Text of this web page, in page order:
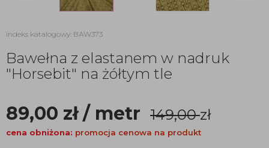
indeks katalogowy: BAW373
Bawełna z elastanem w nadruk
"Horsebit" na żółtym tle
89,00 zł/ metr 149,00zł
cena obniżona: promocja cenowa na produkt